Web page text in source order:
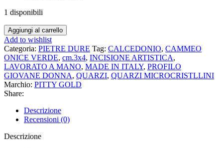
1 disponibili
Cammeo
di
Agata
naturale
verde
ovale
cm.3x4
Inciso
mano
Made
Italy
Aggiungi al carrello
Add to wishlist
Categoria: PIETRE DURE Tag: CALCEDONIO, CAMMEO
ONICE VERDE, cm.3x4, INCISIONE ARTISTICA,
LAVORATO A MANO, MADE IN ITALY, PROFILO
GIOVANE DONNA, QUARZI, QUARZI MICROCRISTLLINI
Marchio: PITTY GOLD
Share:
Descrizione
Recensioni (0)
Descrizione